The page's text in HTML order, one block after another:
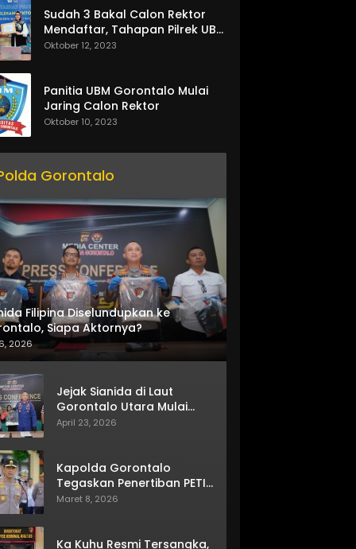
Sudah 3 Bakal Calon Rektor
Mendaftar, Tahapan Pilrek UBM
Gorontalo Makin Seru
Oktober 12, 2023
Panitia UBM Gorontalo Mulai
Jaring Calon Rektor
Oktober 10, 2023
Gorontalo
Filipina Diselundupkan ke
Siapa Aktornya?
2026
Jejak Sianida di Laut
Gorontalo Utara Mulai
Terkuak
April 23, 2026
Kapolda Gorontalo
Tegaskan Penertiban PETI
Terus Berjalan
Maret 8, 2026
Ka Kuhu Resmi Tersangka,